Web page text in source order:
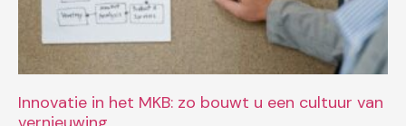
Innovatie in het MKB: zo bouwt u een cultuur van